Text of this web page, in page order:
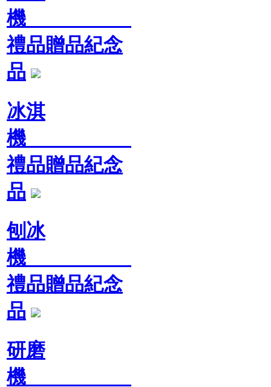
機
禮品贈品紀念
品
冰淇
機
禮品贈品紀念
品
刨冰
機
禮品贈品紀念
品
研磨
機